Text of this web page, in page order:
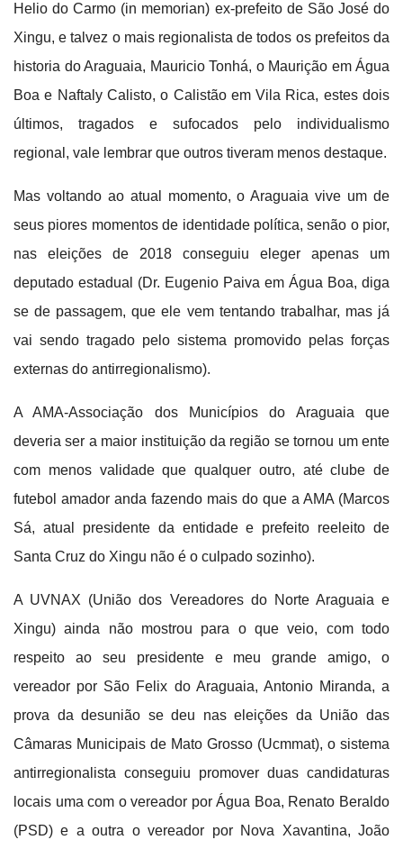
Helio do Carmo (in memorian) ex-prefeito de São José do
Xingu, e talvez o mais regionalista de todos os prefeitos da
historia do Araguaia, Mauricio Tonhá, o Maurição em Água
Boa e Naftaly Calisto, o Calistão em Vila Rica, estes dois
últimos, tragados e sufocados pelo individualismo
regional, vale lembrar que outros tiveram menos destaque.
Mas voltando ao atual momento, o Araguaia vive um de
seus piores momentos de identidade política, senão o pior,
nas eleições de 2018 conseguiu eleger apenas um
deputado estadual (Dr. Eugenio Paiva em Água Boa, diga
se de passagem, que ele vem tentando trabalhar, mas já
vai sendo tragado pelo sistema promovido pelas forças
externas do antirregionalismo).
A AMA-Associação dos Municípios do Araguaia que
deveria ser a maior instituição da região se tornou um ente
com menos validade que qualquer outro, até clube de
futebol amador anda fazendo mais do que a AMA (Marcos
Sá, atual presidente da entidade e prefeito reeleito de
Santa Cruz do Xingu não é o culpado sozinho).
A UVNAX (União dos Vereadores do Norte Araguaia e
Xingu) ainda não mostrou para o que veio, com todo
respeito ao seu presidente e meu grande amigo, o
vereador por São Felix do Araguaia, Antonio Miranda, a
prova da desunião se deu nas eleições da União das
Câmaras Municipais de Mato Grosso (Ucmmat), o sistema
antirregionalista conseguiu promover duas candidaturas
locais uma com o vereador por Água Boa, Renato Beraldo
(PSD) e a outra o vereador por Nova Xavantina, João